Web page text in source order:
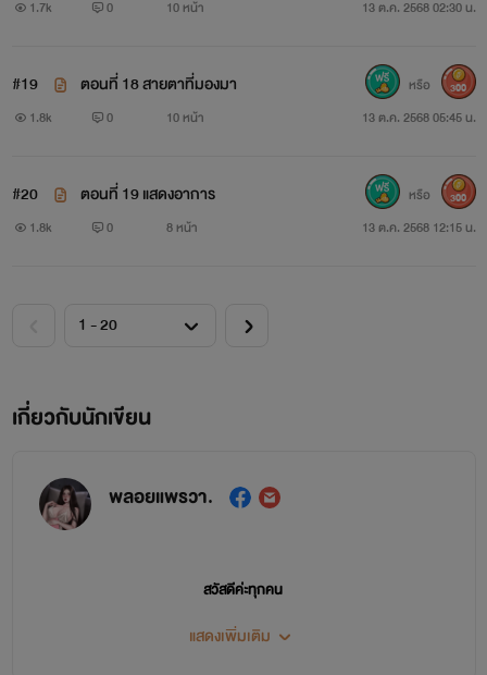
1.7k 0 10 หน้า 13 ต.ค. 2568 02:30 น.
#19 ตอนที่ 18 สายตาที่มองมา
1.8k 0 10 หน้า 13 ต.ค. 2568 05:45 น.
หรือ 300
#20 ตอนที่ 19 แสดงอาการ
1.8k 0 8 หน้า 13 ต.ค. 2568 12:15 น.
หรือ 300
เกี่ยวกับนักเขียน
พลอยแพรวา.
สวัสดีค่ะทุกคน
นามปากกาพลอยแพรวา นะคะ
แสดงเพิ่มเติม